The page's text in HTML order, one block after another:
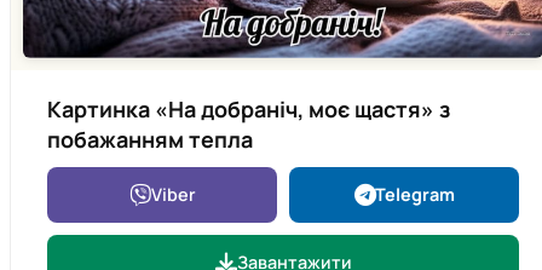
Картинка «На добраніч, моє щастя» з
побажанням тепла
Viber Telegram
Завантажити